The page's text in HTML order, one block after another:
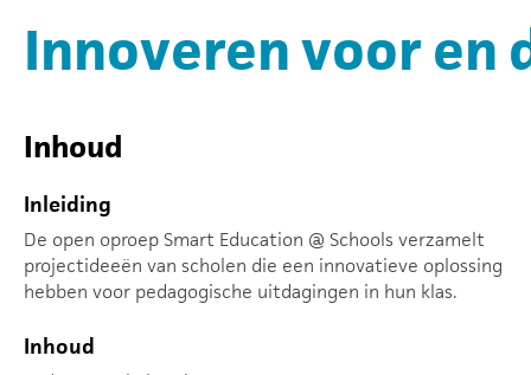
Innoveren voor
Inhoud
Inleiding
De open oproep Smart Education @ Schools verzamelt
projectideeën van scholen die een innovatieve oplossing
hebben voor pedagogische uitdagingen in hun klas.
Inhoud